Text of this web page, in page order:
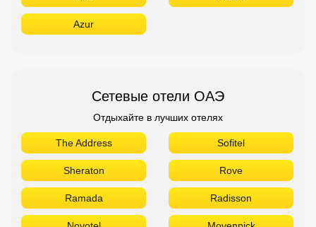
Azur
Сетевые отели ОАЭ
Отдыхайте в лучших отелях
The Address Sofitel
Sheraton Rove
Ramada Radisson